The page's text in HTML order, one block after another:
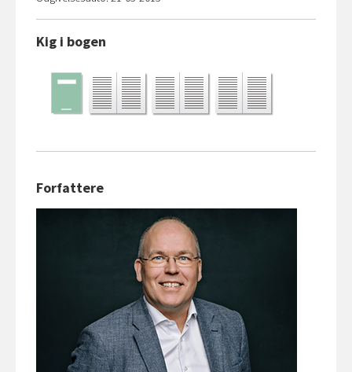
Kig i bogen
Forfattere